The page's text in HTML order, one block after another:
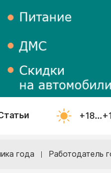
года Работодатель